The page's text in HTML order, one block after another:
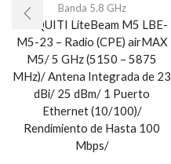
Banda 5.8 GHz
UBIQUITI LiteBeam M5 LBE-
M5-23 – Radio (CPE) airMAX
M5/ 5 GHz (5150 – 5875
MHz)/ Antena Integrada de 23
dBi/ 25 dBm/ 1 Puerto
Ethernet (10/100)/
Rendimiento de Hasta 100
Mbps/